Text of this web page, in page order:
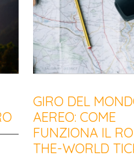
GIRO DEL
AEREO: COME
FUNZIONA IL
THE-WORLD